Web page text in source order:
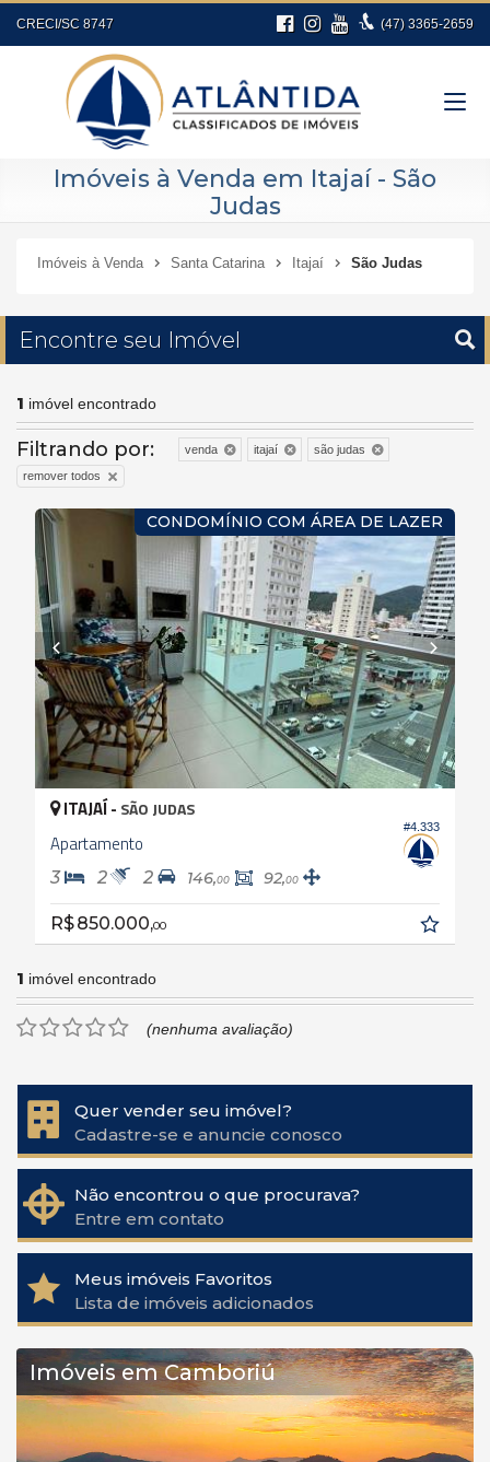
CRECI/SC 8747 (47) 3365-2659
Imóveis à Venda em Itajaí - São
Judas
Imóveis à Venda Santa Catarina Itajaí São Judas
Encontre seu Imóvel
1 imóvel encontrado
Filtrando por: venda itajaí
são judas
remover todos
CONDOMÍNIO COM ÁREA DE LAZER
#4.333
ITAJAÍ - SÃO JUDAS
Apartamento
3 2 2 146,00 92,00
R$ 850.000,00
1 imóvel encontrado
(nenhuma avaliação)
Quer vender seu imóvel?
Cadastre-se e anuncie conosco
Não encontrou o que procurava?
Entre em contato
Meus imóveis Favoritos
Lista de imóveis adicionados
Imóveis em Camboriú